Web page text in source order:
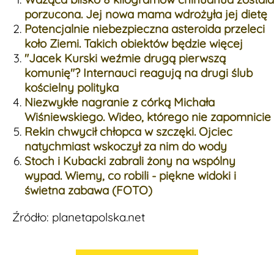
porzucona. Jej nowa mama wdrożyła jej dietę
Potencjalnie niebezpieczna asteroida przeleci
koło Ziemi. Takich obiektów będzie więcej
"Jacek Kurski weźmie drugą pierwszą
komunię"? Internauci reagują na drugi ślub
kościelny polityka
Niezwykłe nagranie z córką Michała
Wiśniewskiego. Wideo, którego nie zapomnicie
Rekin chwycił chłopca w szczęki. Ojciec
natychmiast wskoczył za nim do wody
Stoch i Kubacki zabrali żony na wspólny
wypad. Wiemy, co robili - piękne widoki i
świetna zabawa (FOTO)
Źródło: planetapolska.net